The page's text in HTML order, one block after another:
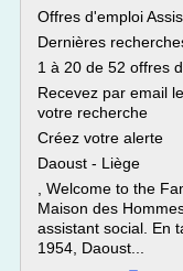
Offres d'emploi
Dernières
1 à 20 de 52 offres
Recevez par email
votre recherche
Créez votre alerte
Daoust - Liège
, Welcome to the
Maison des
assistant social. En
1954, Daoust...